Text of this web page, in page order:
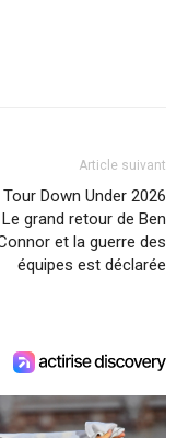
Article suivant
Down Under 2026
Le grand retour de Ben
et la guerre des
équipes est déclarée